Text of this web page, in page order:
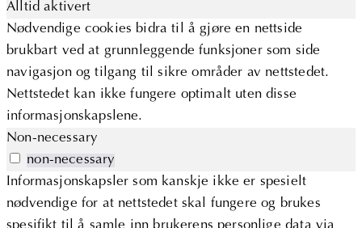
Alltid aktivert
Nødvendige cookies bidra til å gjøre en nettside
brukbart ved at grunnleggende funksjoner som side
navigasjon og tilgang til sikre områder av nettstedet.
Nettstedet kan ikke fungere optimalt uten disse
informasjonskapslene.
Non-necessary
non-necessary
Informasjonskapsler som kanskje ikke er spesielt
nødvendige for at nettstedet skal fungere og brukes